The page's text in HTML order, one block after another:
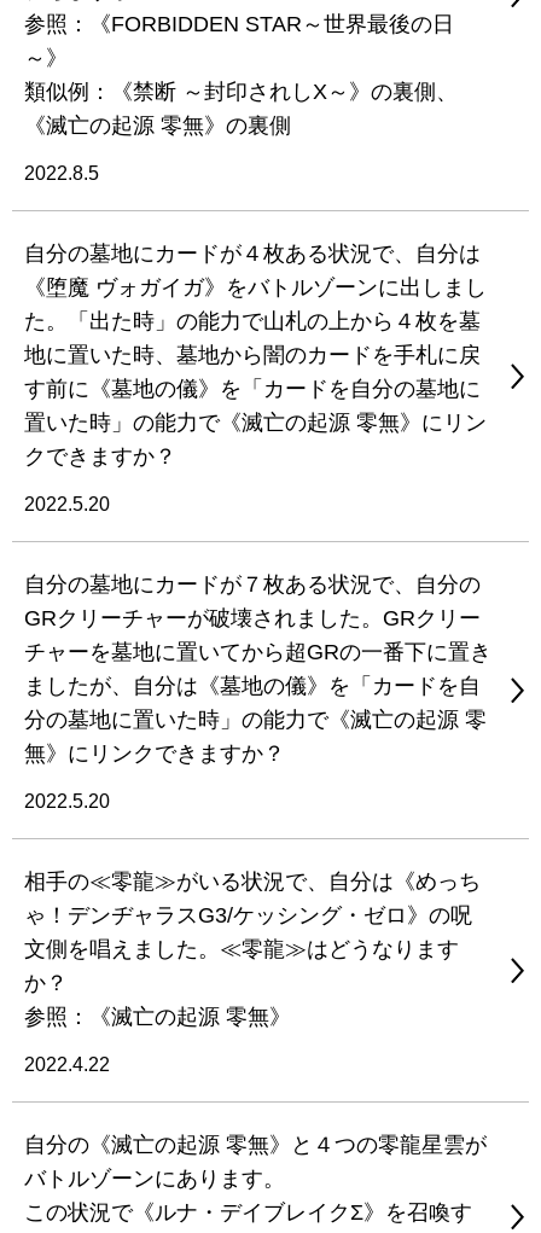
参照：《FORBIDDEN STAR～世界最後の日
～》
類似例：《禁断 ～封印されしX～》の裏側、
《滅亡の起源 零無》の裏側
2022.8.5
自分の墓地にカードが４枚ある状況で、自分は
《堕魔 ヴォガイガ》をバトルゾーンに出しまし
た。「出た時」の能力で山札の上から４枚を墓
地に置いた時、墓地から闇のカードを手札に戻
す前に《墓地の儀》を「カードを自分の墓地に
置いた時」の能力で《滅亡の起源 零無》にリン
クできますか？
2022.5.20
自分の墓地にカードが７枚ある状況で、自分の
GRクリーチャーが破壊されました。GRクリー
チャーを墓地に置いてから超GRの一番下に置き
ましたが、自分は《墓地の儀》を「カードを自
分の墓地に置いた時」の能力で《滅亡の起源 零
無》にリンクできますか？
2022.5.20
相手の≪零龍≫がいる状況で、自分は《めっち
ゃ！デンヂャラスG3/ケッシング・ゼロ》の呪
文側を唱えました。≪零龍≫はどうなります
か？
参照：《滅亡の起源 零無》
2022.4.22
自分の《滅亡の起源 零無》と４つの零龍星雲が
バトルゾーンにあります。
この状況で《ルナ・デイブレイクΣ》を召喚す